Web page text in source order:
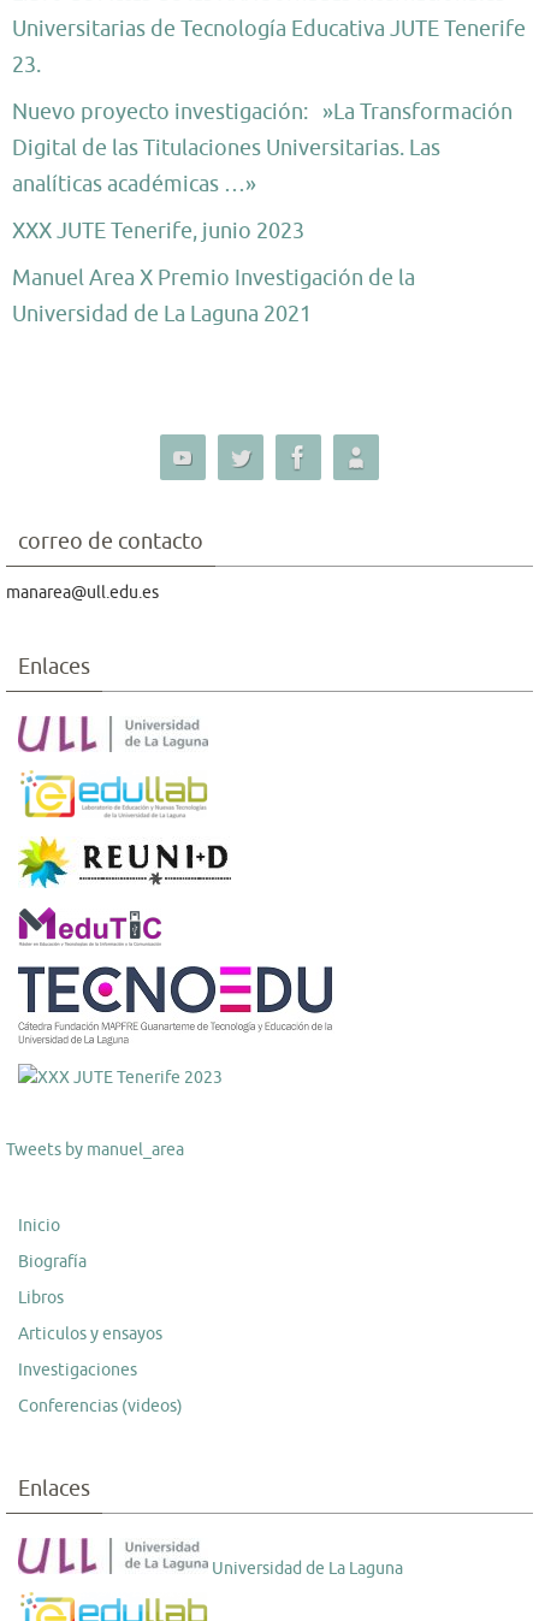
Universitarias de Tecnología Educativa JUTE Tenerife
23.
Nuevo proyecto investigación: »La Transformación
Digital de las Titulaciones Universitarias. Las
analíticas académicas …»
XXX JUTE Tenerife, junio 2023
Manuel Area X Premio Investigación de la
Universidad de La Laguna 2021
correo de contacto
manarea@ull.edu.es
Enlaces
Tweets by manuel_area
Inicio
Biografía
Libros
Articulos y ensayos
Investigaciones
Conferencias (videos)
Enlaces
Universidad de La Laguna